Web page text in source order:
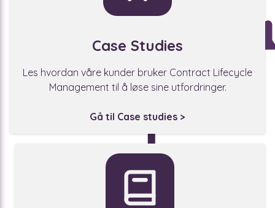
Case Studies
Les hvordan våre kunder bruker Contract Lifecycle
Management til å løse sine utfordringer.
Gå til Case studies >